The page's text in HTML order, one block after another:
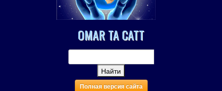
OMAR TA CATT
Полная версия сайта